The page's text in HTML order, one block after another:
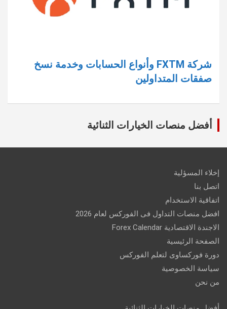
شركة FXTM وأنواع الحسابات وخدمة نسخ
صفقات المتداولين
أفضل منصات الخيارات الثنائية
إخلاء المسؤلية
اتصل بنا
اتفاقية الاستخدام
افضل منصات التداول فى الفوركس لعام 2026
الاجندة الاقتصادية Forex Calendar
الصفحة الرئيسية
دورة فوركساوى لتعلم الفوركس
سياسة الخصوصية
من نحن